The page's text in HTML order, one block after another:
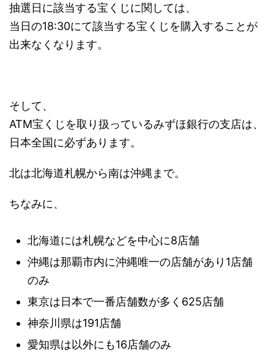
抽選日に該当する宝くじに関しては、
当日の18:30にて該当する宝くじを購入することが
出来なくなります。
そして、
ATM宝くじを取り扱っているみずほ銀行の支店は、
日本全国に必ずあります。
北は北海道札幌から南は沖縄まで。
ちなみに、
北海道には札幌などを中心に8店舗
沖縄は那覇市内に沖縄唯一の店舗があり1店舗
のみ
東京は日本で一番店舗数が多く625店舗
神奈川県は191店舗
愛知県は以外にも16店舗のみ